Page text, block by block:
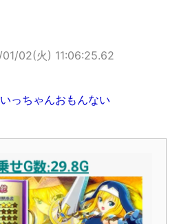
02(火) 11:06:25.62
っちゃんおもんない